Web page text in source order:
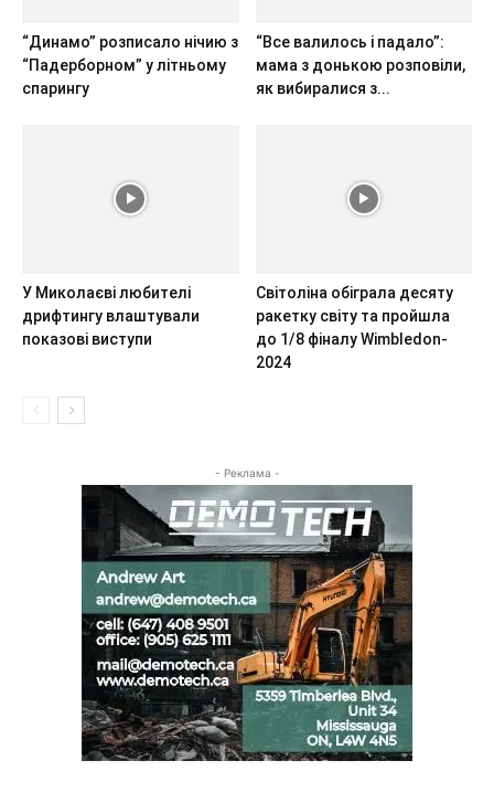
“Динамо” розписало нічию з
“Падерборном” у літньому
спарингу
“Все валилось і падало”:
мама з донькою розповіли,
як вибиралися з...
У Миколаєві любителі
дрифтингу влаштували
показові виступи
Світоліна обіграла десяту
ракетку світу та пройшла
до 1/8 фіналу Wimbledon-
2024
- Реклама -